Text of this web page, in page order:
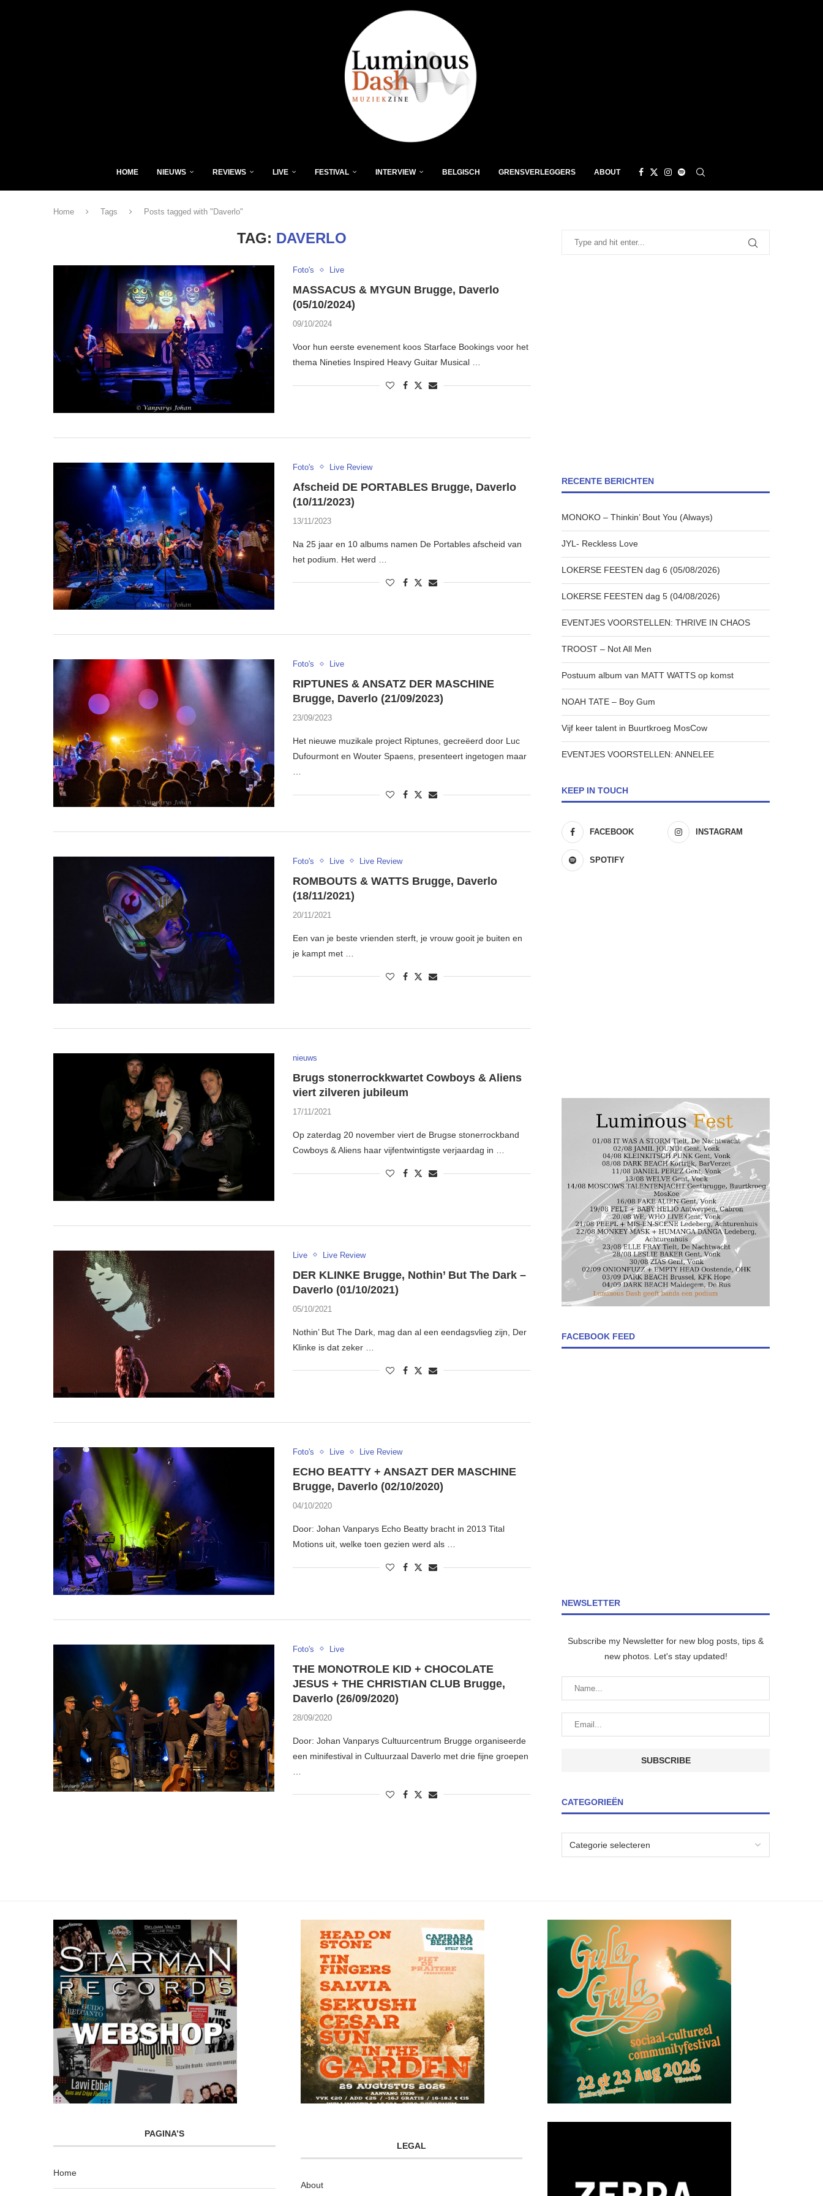
HOME NIEUWS REVIEWS LIVE FESTIVAL INTERVIEW BELGISCH GRENSVERLEGGERS ABOUT
Home Tags Posts tagged with "Daverlo"
TAG: DAVERLO
Foto's Live
MASSACUS & MYGUN Brugge, Daverlo
(05/10/2024)
09/10/2024
Voor hun eerste evenement koos Starface Bookings voor het
thema Nineties Inspired Heavy Guitar Musical …
Foto's Live Review
Afscheid DE PORTABLES Brugge, Daverlo
(10/11/2023)
13/11/2023
Na 25 jaar en 10 albums namen De Portables afscheid van
het podium. Het werd …
Foto's Live
RIPTUNES & ANSATZ DER MASCHINE
Brugge, Daverlo (21/09/2023)
23/09/2023
Het nieuwe muzikale project Riptunes, gecreëerd door Luc
Dufourmont en Wouter Spaens, presenteert ingetogen maar
…
Foto's Live Live Review
ROMBOUTS & WATTS Brugge, Daverlo
(18/11/2021)
20/11/2021
Een van je beste vrienden sterft, je vrouw gooit je buiten en
je kampt met …
nieuws
Brugs stonerrockkwartet Cowboys & Aliens
viert zilveren jubileum
17/11/2021
Op zaterdag 20 november viert de Brugse stonerrockband
Cowboys & Aliens haar vijfentwintigste verjaardag in …
Live Live Review
DER KLINKE Brugge, Nothin’ But The Dark –
Daverlo (01/10/2021)
05/10/2021
Nothin’ But The Dark, mag dan al een eendagsvlieg zijn, Der
Klinke is dat zeker …
Foto's Live Live Review
ECHO BEATTY + ANSAZT DER MASCHINE
Brugge, Daverlo (02/10/2020)
04/10/2020
Door: Johan Vanparys Echo Beatty bracht in 2013 Tital
Motions uit, welke toen gezien werd als …
Foto's Live
THE MONOTROLE KID + CHOCOLATE
JESUS + THE CHRISTIAN CLUB Brugge,
Daverlo (26/09/2020)
28/09/2020
Door: Johan Vanparys Cultuurcentrum Brugge organiseerde
een minifestival in Cultuurzaal Daverlo met drie fijne groepen
RECENTE BERICHTEN
MONOKO – Thinkin’ Bout You (Always)
JYL- Reckless Love
LOKERSE FEESTEN dag 6 (05/08/2026)
LOKERSE FEESTEN dag 5 (04/08/2026)
EVENTJES VOORSTELLEN: THRIVE IN CHAOS
TROOST – Not All Men
Postuum album van MATT WATTS op komst
NOAH TATE – Boy Gum
Vijf keer talent in Buurtkroeg MosCow
EVENTJES VOORSTELLEN: ANNELEE
KEEP IN TOUCH
FACEBOOK INSTAGRAM
SPOTIFY
FACEBOOK FEED
NEWSLETTER
Subscribe my Newsletter for new blog posts, tips &
new photos. Let's stay updated!
CATEGORIEËN
PAGINA’S
Home
LEGAL
About